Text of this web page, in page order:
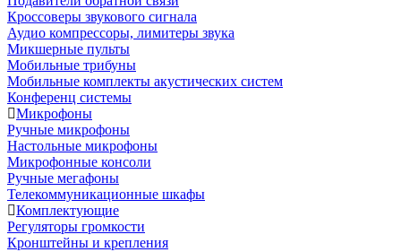
Кроссоверы звукового сигнала
Аудио компрессоры, лимитеры звука
Микшерные пульты
Мобильные трибуны
Мобильные комплекты акустических систем
Конференц системы
Микрофоны
Ручные микрофоны
Настольные микрофоны
Микрофонные консоли
Ручные мегафоны
Телекоммуникационные шкафы
Комплектующие
Регуляторы громкости
Кронштейны и крепления